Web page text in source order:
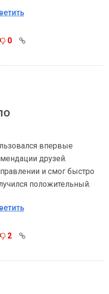
0
впервые
друзей.
и смог быстро
положительный.
2